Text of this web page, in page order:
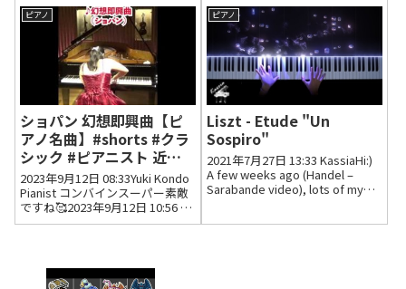
2022年9月17日 00:40 いいね0件
返信0件 ...
力で弾く姿はまさに死の舞踏と
いう名の通り！由貴さんのキレ
ッキレに冴える演奏が素晴らし
い...
ピアノ
ショパン 幻想即興曲【ピ
アノ名曲】#shorts #クラ
シック #ピアニスト 近藤
由貴/Fantasie
Impromptu (Chopin)
2023年9月12日 08:33Yuki Kondo
Pianist コンバインスーパー素敵
ですね🥰2023年9月12日 10:56 い
いね7件 返信0件 Yoshihiro
ピアノ
Liszt - Etude "Un
Sospiro"
2021年7月27日 13:33 KassiaHi:)
A few weeks ago (Handel –
Sarabande video), lots of my